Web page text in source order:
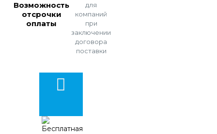
Возможность
отсрочки
оплаты
для
компаний
при
заключении
договора
поставки